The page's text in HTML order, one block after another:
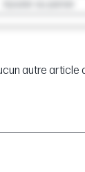
autre article